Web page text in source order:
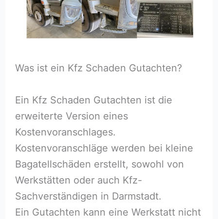
Was ist ein Kfz Schaden Gutachten?
Ein Kfz Schaden Gutachten ist die
erweiterte Version eines
Kostenvoranschlages.
Kostenvoranschläge werden bei kleine
Bagatellschäden erstellt, sowohl von
Werkstätten oder auch Kfz-
Sachverständigen in Darmstadt.
Ein Gutachten kann eine Werkstatt nicht